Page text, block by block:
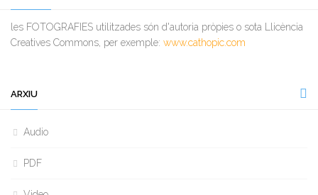
les FOTOGRAFIES utilitzades són d'autoria pròpies o sota Llicència
Creatives Commons, per exemple: www.cathopic.com
ARXIU
Audio
PDF